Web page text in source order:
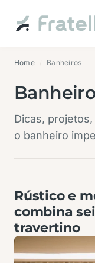
Home Banheiros
Dicas,
o banheiro
Rústico e
combina
travertino